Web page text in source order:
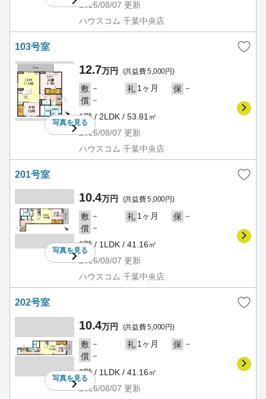
2026/08/07 更新
ハウスコム 千葉中央店
103号室
写真を見る
12.7万円 (共益費 5,000円)
敷 － 礼 1ヶ月 保 －
償 －
1階 / 2LDK / 53.81㎡
2026/08/07 更新
ハウスコム 千葉中央店
201号室
写真を見る
10.4万円 (共益費 5,000円)
敷 － 礼 1ヶ月 保 －
償 －
2階 / 1LDK / 41.16㎡
2026/08/07 更新
ハウスコム 千葉中央店
202号室
写真を見る
10.4万円 (共益費 5,000円)
敷 － 礼 1ヶ月 保 －
償 －
2階 / 1LDK / 41.16㎡
2026/08/07 更新